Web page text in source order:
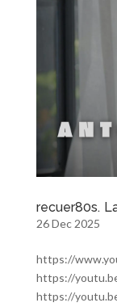
recuer80s.
26 Dec 2025
https://
https://
https://